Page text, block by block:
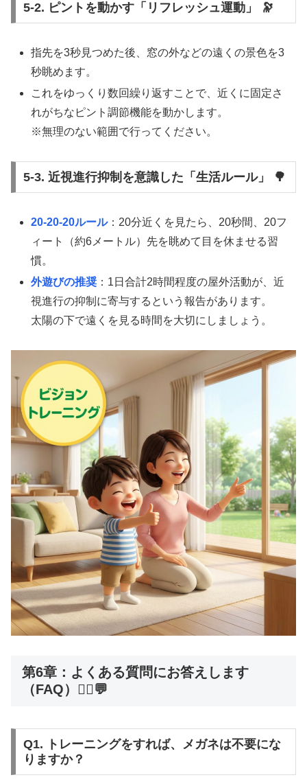
5-2. ピントを動かす「リフレッシュ運動」 🔭
指先を3秒見つめた後、窓の外などの遠くの景色を3
秒眺めます。
これをゆっくり数回繰り返すことで、近くに固定さ
れがちなピント調節機能を動かします。
※無理のない範囲で行ってください。
5-3. 近視進行抑制を意識した「生活ルール」 🌳
20-20-20ルール：20分近くを見たら、20秒間、20フ
ィート（約6メートル）先を眺めて目を休ませる習
慣。
外遊びの推奨 ：1日合計2時間程度の屋外活動が、近
視進行の抑制に寄与するという報告があります。
太陽の下で遠くを見る時間を大切にしましょう。
第6章：よくある質問にお答えします
（FAQ）🙋‍♀️💬
Q1. トレーニングをすれば、メガネは不要にな
りますか？